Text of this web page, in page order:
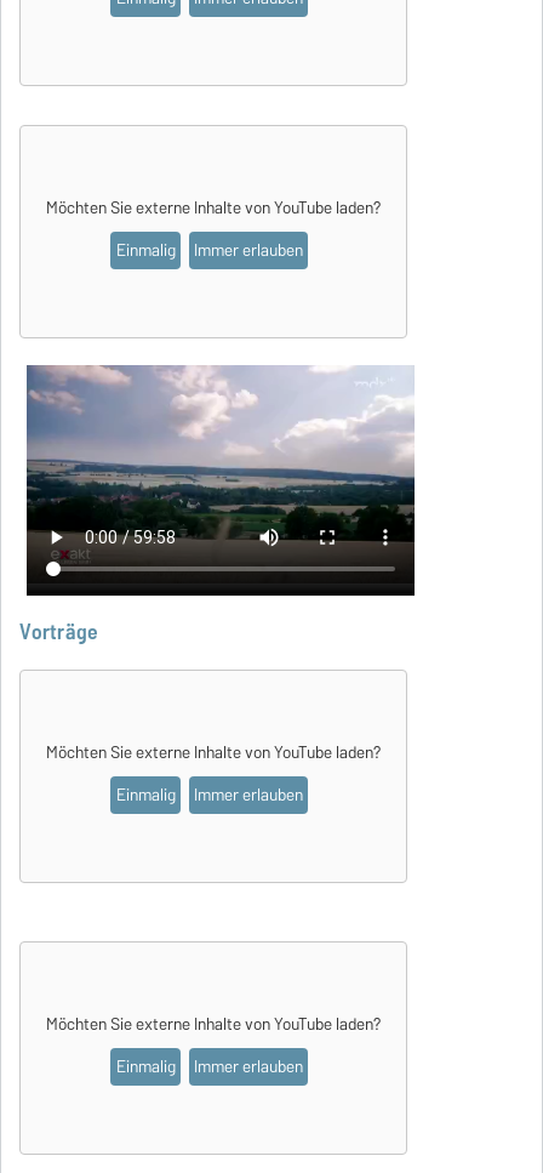
Möchten Sie externe Inhalte vonYouTubeladen?
Einmalig
Immer erlauben
Vorträge
Möchten Sie externe Inhalte vonYouTubeladen?
Einmalig
Immer erlauben
Möchten Sie externe Inhalte vonYouTubeladen?
Einmalig
Immer erlauben